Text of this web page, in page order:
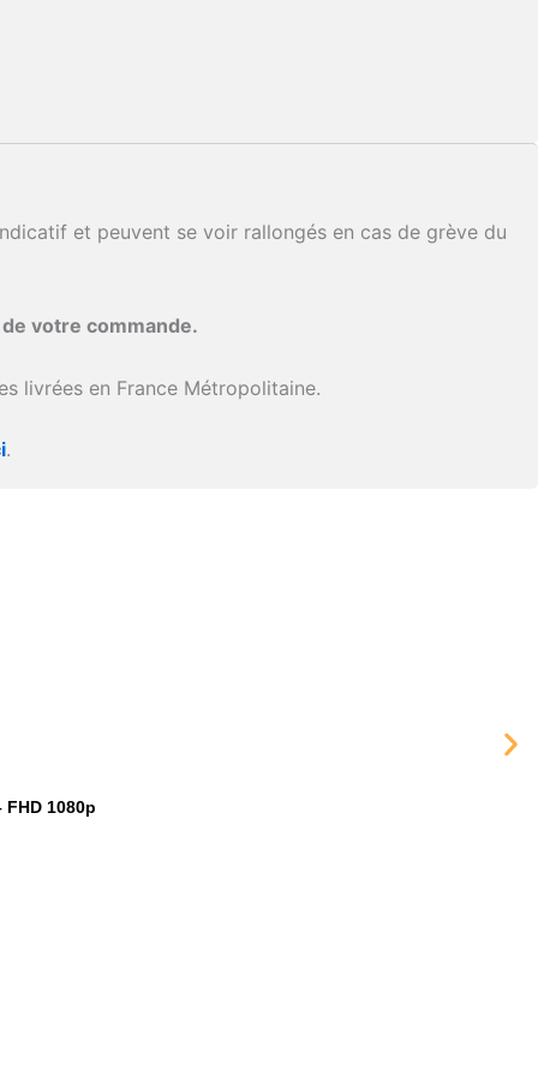
et peuvent se voir rallongés en cas de grève du
votre commande.
livrées en France Métropolitaine.
.
FHD 1080p